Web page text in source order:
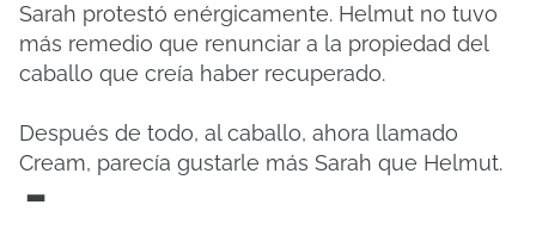
Sarah protestó enérgicamente. Helmut no tuvo
más remedio que renunciar a la propiedad del
caballo que creía haber recuperado.
Después de todo, al caballo, ahora llamado
Cream, parecía gustarle más Sarah que Helmut.
-